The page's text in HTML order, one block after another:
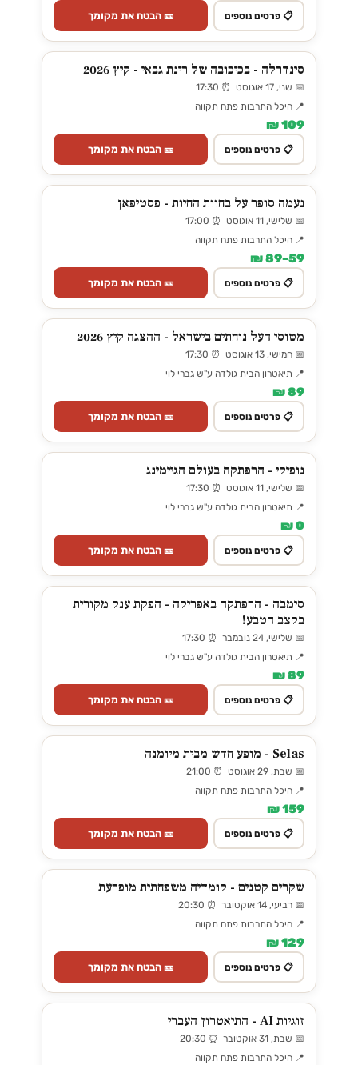
📋 פרטים נוספים 🎫 הבטח את מקומך
סינדרלה - בכיכובה של רינת גבאי - קיץ 2026
📅 שני, 17 אוגוסט ⏰ 17:30
📍 היכל התרבות פתח תקווה
109 ₪
📋 פרטים נוספים 🎫 הבטח את מקומך
נעמה סופר על בחוות החיות - פסטיפאן
📅 שלישי, 11 אוגוסט ⏰ 17:00
📍 היכל התרבות פתח תקווה
59–89 ₪
📋 פרטים נוספים 🎫 הבטח את מקומך
מטוסי העל נוחתים בישראל - ההצגה קיץ 2026
📅 חמישי, 13 אוגוסט ⏰ 17:30
📍 תיאטרון הבית גולדה ע"ש גברי לוי
89 ₪
📋 פרטים נוספים 🎫 הבטח את מקומך
נופיקי - הרפתקה בעולם הגיימינג
📅 שלישי, 11 אוגוסט ⏰ 17:30
📍 תיאטרון הבית גולדה ע"ש גברי לוי
0 ₪
📋 פרטים נוספים 🎫 הבטח את מקומך
סימבה - הרפתקה באפריקה - הפקת ענק מקורית
בקצב הטבע!
📅 שלישי, 24 נובמבר ⏰ 17:30
📍 תיאטרון הבית גולדה ע"ש גברי לוי
89 ₪
📋 פרטים נוספים 🎫 הבטח את מקומך
Selas - מופע חדש מבית מיומנה
📅 שבת, 29 אוגוסט ⏰ 21:00
📍 היכל התרבות פתח תקווה
159 ₪
📋 פרטים נוספים 🎫 הבטח את מקומך
שקרים קטנים - קומדיה משפחתית מופרעת
📅 רביעי, 14 אוקטובר ⏰ 20:30
📍 היכל התרבות פתח תקווה
129 ₪
📋 פרטים נוספים 🎫 הבטח את מקומך
זוגיות AI - התיאטרון העברי
📅 שבת, 31 אוקטובר ⏰ 20:30
📍 היכל התרבות פתח תקווה